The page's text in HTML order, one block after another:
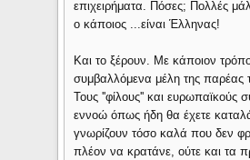
επιχειρήματα. Πόσες; Πολλές
ο κάποιος ...είναι Έλληνας!
Και το ξέρουν. Με κάποιον
συμβαλλόμενα μέλη της παρέας
Τους ''φίλους'' και ευρωπαϊκούς
εννοώ όπως ήδη θα έχετε
γνωρίζουν τόσο καλά που δεν
πλέον να κρατάνε, ούτε και τα